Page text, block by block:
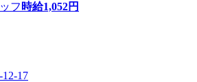
フ 時給1,052円
17